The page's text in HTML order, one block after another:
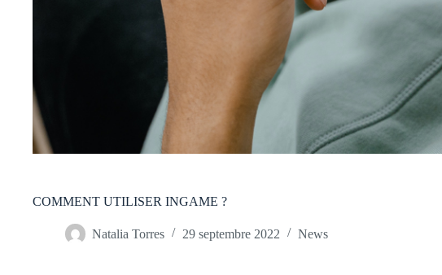
COMMENT UTILISER INGAME ?
Natalia Torres 29 septembre 2022 News